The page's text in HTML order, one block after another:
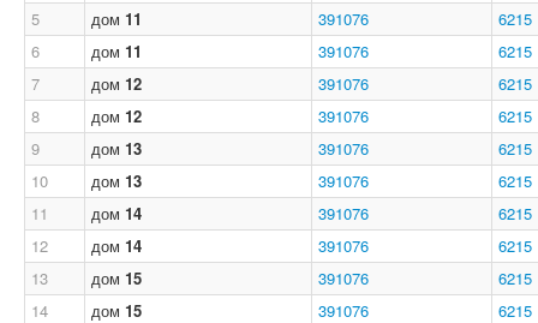
5
дом 11 391076
6215
6
дом 11 391076
6215
7
дом 12 391076
6215
8
дом 12 391076
6215
9
дом 13 391076
6215
10
дом 13 391076
6215
11
дом 14 391076
6215
12
дом 14 391076
6215
13
дом 15 391076
6215
14
дом 15 391076
6215